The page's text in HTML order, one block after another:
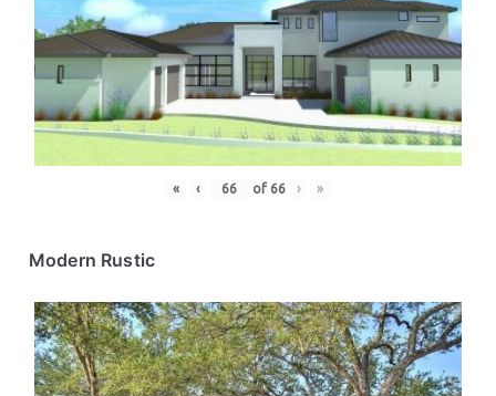
« ‹ of 66 › »
Modern Rustic